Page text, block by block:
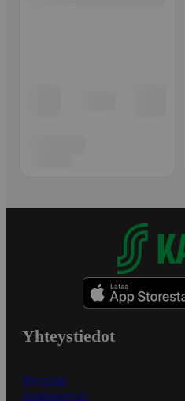
Yhteystiedot
Myymälät
Asiakaspalvelu